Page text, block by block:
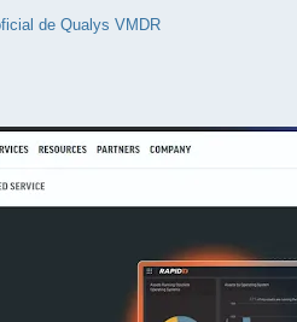
de Qualys VMDR